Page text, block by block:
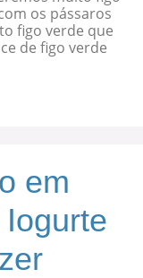
os pássaros
figo verde que
de figo verde
em